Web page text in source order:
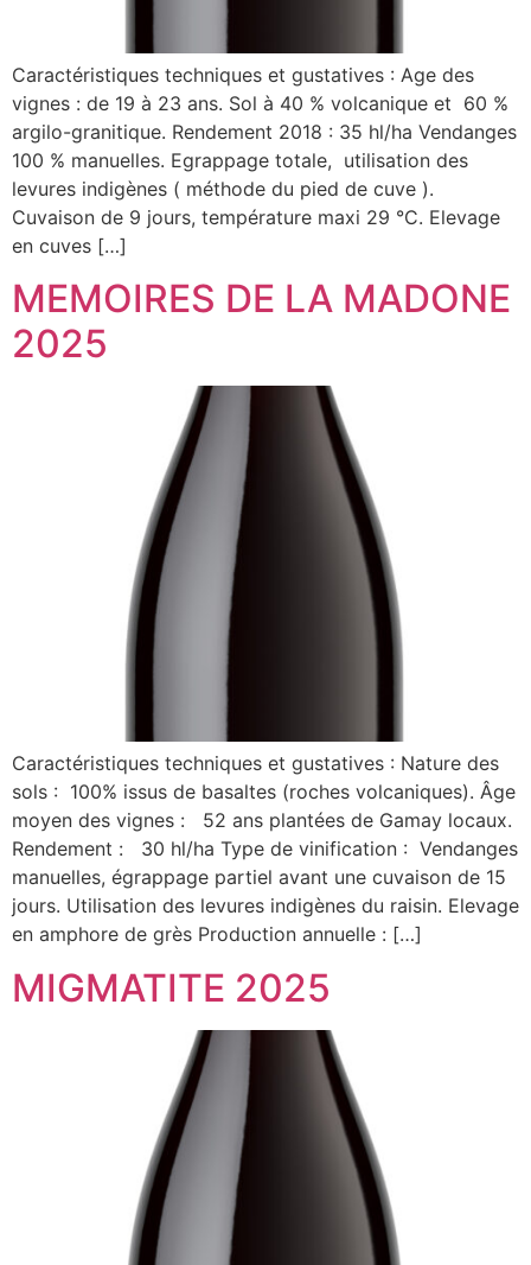
Caractéristiques techniques et gustatives : Age des
vignes : de 19 à 23 ans. Sol à 40 % volcanique et 60 %
argilo-granitique. Rendement 2018 : 35 hl/ha Vendanges
100 % manuelles. Egrappage totale, utilisation des
levures indigènes ( méthode du pied de cuve ).
Cuvaison de 9 jours, température maxi 29 °C. Elevage
en cuves […]
MEMOIRES DE LA MADONE
2025
Caractéristiques techniques et gustatives : Nature des
sols : 100% issus de basaltes (roches volcaniques). Âge
moyen des vignes : 52 ans plantées de Gamay locaux.
Rendement : 30 hl/ha Type de vinification : Vendanges
manuelles, égrappage partiel avant une cuvaison de 15
jours. Utilisation des levures indigènes du raisin. Elevage
en amphore de grès Production annuelle : […]
MIGMATITE 2025